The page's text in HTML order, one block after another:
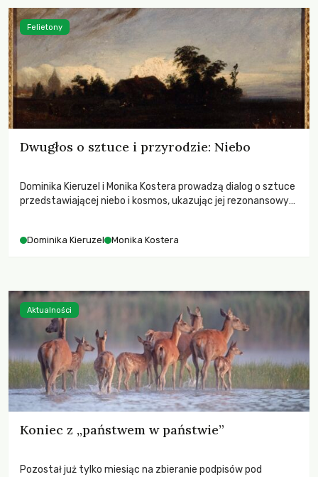
Dwugłos o sztuce i przyrodzie: Niebo
Dominika Kieruzel i Monika Kostera prowadzą dialog o sztuce
przedstawiającej niebo i kosmos, ukazując jej rezonansowy
Dominika Kieruzel Monika Kostera
Felietony
Koniec z „państwem w państwie”
Pozostał już tylko miesiąc na zbieranie podpisów pod
Aktualności